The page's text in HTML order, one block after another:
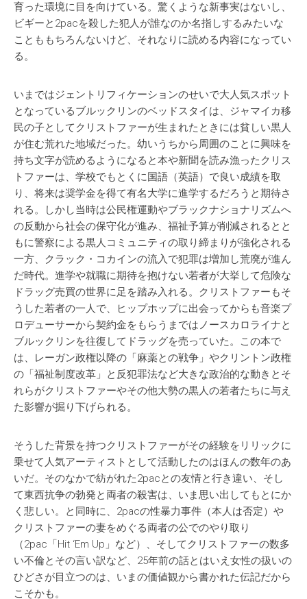
育った環境に目を向けている。驚くような新事実はないし、
ビギーと2pacを殺した犯人が誰なのか名指しするみたいな
ことももちろんないけど、それなりに読める内容になってい
る。
いまではジェントリフィケーションのせいで大人気スポット
となっているブルックリンのベッドスタイは、ジャマイカ移
民の子としてクリストファーが生まれたときには貧しい黒人
が住む荒れた地域だった。幼いうちから周囲のことに興味を
持ち文字が読めるようになると本や新聞を読み漁ったクリス
トファーは、学校でもとくに国語（英語）で良い成績を取
り、将来は奨学金を得て有名大学に進学するだろうと期待さ
れる。しかし当時は公民権運動やブラックナショナリズムへ
の反動から社会の保守化が進み、福祉予算が削減されるとと
もに警察による黒人コミュニティの取り締まりが強化される
一方、クラック・コカインの流入で犯罪は増加し荒廃が進ん
だ時代。進学や就職に期待を抱けない若者が大挙して危険な
ドラッグ売買の世界に足を踏み入れる。クリストファーもそ
うした若者の一人で、ヒップホップに出会ってからも音楽プ
ロデューサーから契約金をもらうまではノースカロライナと
ブルックリンを往復してドラッグを売っていた。この本で
は、レーガン政権以降の「麻薬との戦争」やクリントン政権
の「福祉制度改革」と反犯罪法など大きな政治的な動きとそ
れらがクリストファーやその他大勢の黒人の若者たちに与え
た影響が掘り下げられる。
そうした背景を持つクリストファーがその経験をリリックに
乗せて人気アーティストとして活動したのはほんの数年のあ
いだ。そのなかで紡がれた2pacとの友情と行き違い、そし
て東西抗争の勃発と両者の殺害は、いま思い出してもとにか
く悲しい。と同時に、2pacの性暴力事件（本人は否定）や
クリストファーの妻をめぐる両者の公でのやり取り
（2pac「Hit ‘Em Up」など）、そしてクリストファーの数多
い不倫とその言い訳など、25年前の話とはいえ女性の扱いの
ひどさが目立つのは、いまの価値観から書かれた伝記だから
こそかも。